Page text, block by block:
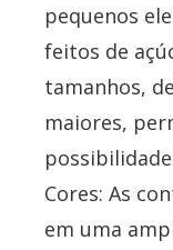
pequenos
feitos de
tamanhos,
maiores,
Cores: As
em uma